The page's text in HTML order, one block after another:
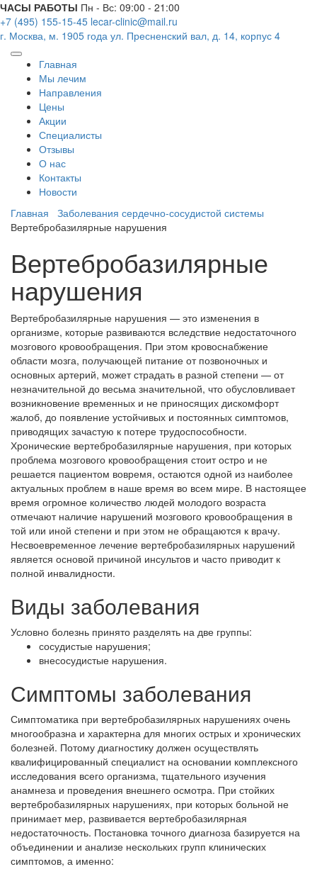
ЧАСЫ РАБОТЫ Пн - Вс: 09:00 - 21:00
+7 (495) 155-15-45 lecar-clinic@mail.ru
г. Москва, м. 1905 года ул. Пресненский вал, д. 14, корпус 4
Главная
Мы лечим
Направления
Цены
Акции
Специалисты
Отзывы
О нас
Контакты
Новости
Главная
Заболевания сердечно-сосудистой системы
Вертебробазилярные нарушения
Вертебробазилярные
нарушения
Вертебробазилярные нарушения — это изменения в
организме, которые развиваются вследствие недостаточного
мозгового кровообращения. При этом кровоснабжение
области мозга, получающей питание от позвоночных и
основных артерий, может страдать в разной степени — от
незначительной до весьма значительной, что обусловливает
возникновение временных и не приносящих дискомфорт
жалоб, до появление устойчивых и постоянных симптомов,
приводящих зачастую к потере трудоспособности.
Хронические вертебробазилярные нарушения, при которых
проблема мозгового кровообращения стоит остро и не
решается пациентом вовремя, остаются одной из наиболее
актуальных проблем в наше время во всем мире. В настоящее
время огромное количество людей молодого возраста
отмечают наличие нарушений мозгового кровообращения в
той или иной степени и при этом не обращаются к врачу.
Несвоевременное лечение вертебробазилярных нарушений
является основой причиной инсультов и часто приводит к
полной инвалидности.
Виды заболевания
Условно болезнь принято разделять на две группы:
сосудистые нарушения;
внесосудистые нарушения.
Симптомы заболевания
Симптоматика при вертебробазилярных нарушениях очень
многообразна и характерна для многих острых и хронических
болезней. Потому диагностику должен осуществлять
квалифицированный специалист на основании комплексного
исследования всего организма, тщательного изучения
анамнеза и проведения внешнего осмотра. При стойких
вертебробазилярных нарушениях, при которых больной не
принимает мер, развивается вертебробазилярная
недостаточность. Постановка точного диагноза базируется на
объединении и анализе нескольких групп клинических
симптомов, а именно: